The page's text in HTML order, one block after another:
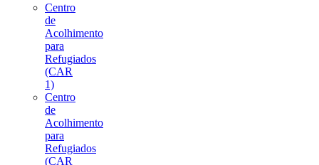
Centro
de
Acolhimento
para
Refugiados
(CAR
1)
Centro
de
Acolhimento
para
Refugiados
(CAR